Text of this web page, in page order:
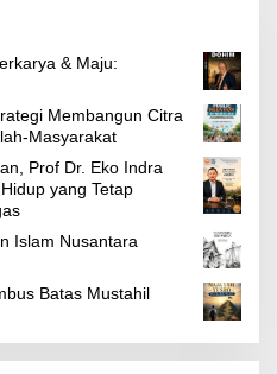
& Maju:
Membangun Citra
Masyarakat
Prof Dr. Eko Indra
yang Tetap
Islam Nusantara
Batas Mustahil